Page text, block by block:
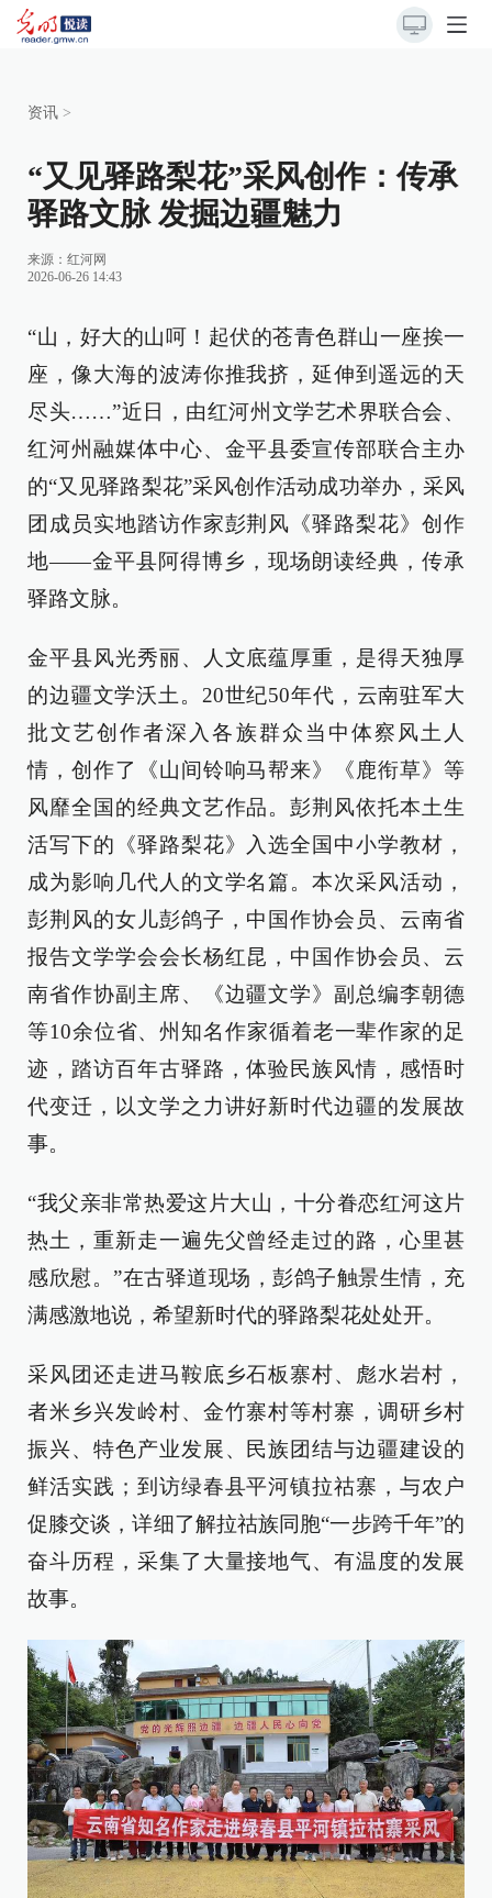
资讯 >
“又见驿路梨花”采风创作：传承
驿路文脉 发掘边疆魅力
来源： 红河网
2026-06-26 14:43
“山，好大的山呵！起伏的苍青色群山一座挨一
座，像大海的波涛你推我挤，延伸到遥远的天
尽头……”近日，由红河州文学艺术界联合会、
红河州融媒体中心、金平县委宣传部联合主办
的“又见驿路梨花”采风创作活动成功举办，采风
团成员实地踏访作家彭荆风《驿路梨花》创作
地——金平县阿得博乡，现场朗读经典，传承
驿路文脉。
金平县风光秀丽、人文底蕴厚重，是得天独厚
的边疆文学沃土。20世纪50年代，云南驻军大
批文艺创作者深入各族群众当中体察风土人
情，创作了《山间铃响马帮来》《鹿衔草》等
风靡全国的经典文艺作品。彭荆风依托本土生
活写下的《驿路梨花》入选全国中小学教材，
成为影响几代人的文学名篇。本次采风活动，
彭荆风的女儿彭鸽子，中国作协会员、云南省
报告文学学会会长杨红昆，中国作协会员、云
南省作协副主席、《边疆文学》副总编李朝德
等10余位省、州知名作家循着老一辈作家的足
迹，踏访百年古驿路，体验民族风情，感悟时
代变迁，以文学之力讲好新时代边疆的发展故
事。
“我父亲非常热爱这片大山，十分眷恋红河这片
热土，重新走一遍先父曾经走过的路，心里甚
感欣慰。”在古驿道现场，彭鸽子触景生情，充
满感激地说，希望新时代的驿路梨花处处开。
采风团还走进马鞍底乡石板寨村、彪水岩村，
者米乡兴发岭村、金竹寨村等村寨，调研乡村
振兴、特色产业发展、民族团结与边疆建设的
鲜活实践；到访绿春县平河镇拉祜寨，与农户
促膝交谈，详细了解拉祜族同胞“一步跨千年”的
奋斗历程，采集了大量接地气、有温度的发展
故事。